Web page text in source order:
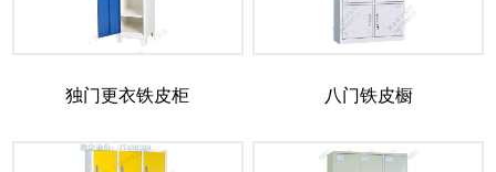
独门更衣铁皮柜 八门铁皮橱